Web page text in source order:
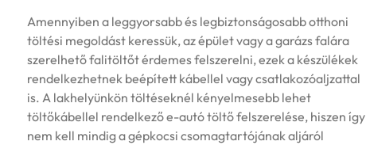
Amennyiben a leggyorsabb és legbiztonságosabb otthoni
töltési megoldást keressük, az épület vagy a garázs falára
szerelhető falitöltőt érdemes felszerelni, ezek a készülékek
rendelkezhetnek beépített kábellel vagy csatlakozóaljzattal
is. A lakhelyünkön töltéseknél kényelmesebb lehet
töltőkábellel rendelkező e-autó töltő felszerelése, hiszen így
nem kell mindig a gépkocsi csomagtartójának aljáról